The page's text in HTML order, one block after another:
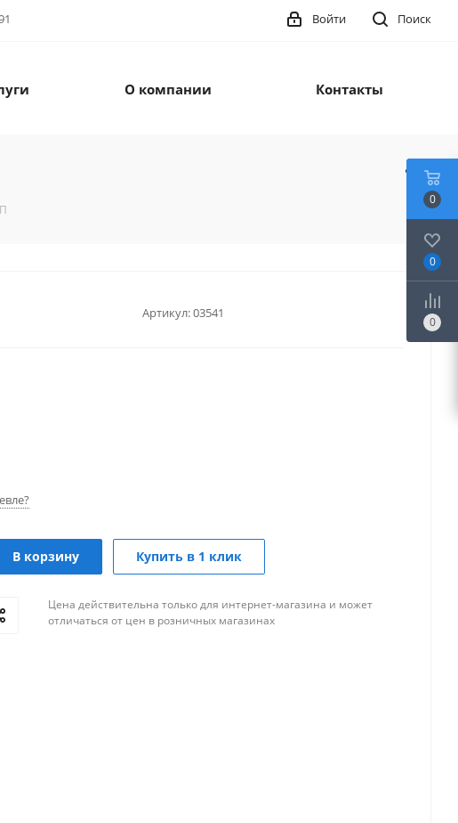
Поиск
Войти
О компании Контакты
Артикул:03541
В корзину Купить в 1 клик
Цена действительна только для интернет-магазина и может
отличаться от цен в розничных магазинах
0
0
0